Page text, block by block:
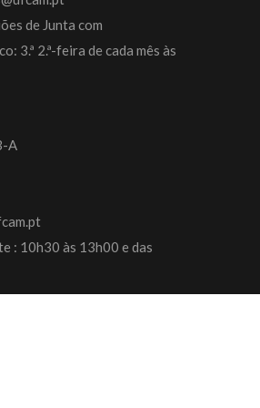
de Junta com
3.ª 2.ª-feira de cada mês às
A
: 10h30 às 13h00 e das